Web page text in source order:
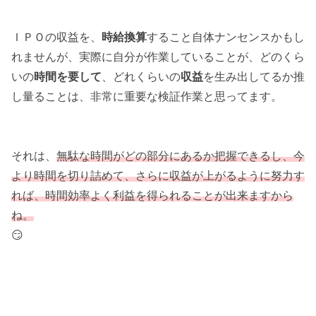
ＩＰＯの収益を、 時給換算すること自体ナンセンスかもし
れませんが、実際に自分が作業していることが、どのくら
いの時間を要して 、どれくらいの収益を生み出してるか推
し量ることは、非常に重要な検証作業と思ってます。
それは、 無駄な時間がどの部分にあるか把握できるし、今
より時間を切り詰めて、さらに収益が上がるように努力す
れば、時間効率よく利益を得られることが出来ますから
ね。
😏